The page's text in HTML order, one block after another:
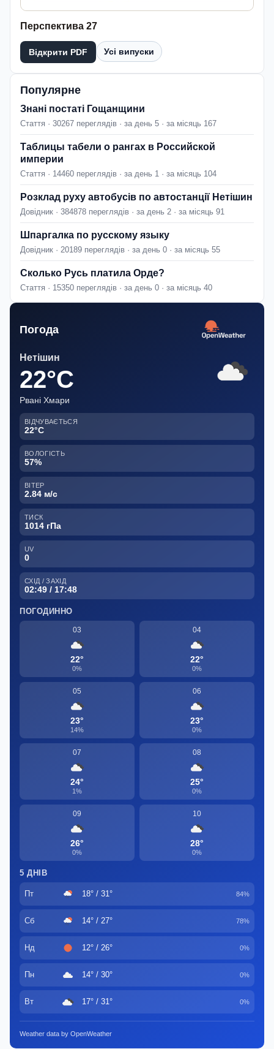
Перспектива 27
Відкрити PDF Усі випуски
Популярне
Знані постаті Гощанщини
Стаття · 30267 переглядів · за день 5 · за місяць 167
Таблицы табели о рангах в Российской
империи
Стаття · 14460 переглядів · за день 1 · за місяць 104
Розклад руху автобусів по автостанції Нетішин
Довідник · 384878 переглядів · за день 2 · за місяць 91
Шпаргалка по русскому языку
Довідник · 20189 переглядів · за день 0 · за місяць 55
Сколько Русь платила Орде?
Стаття · 15350 переглядів · за день 0 · за місяць 40
Погода
Нетішин
22°C
Рвані Хмари
ВІДЧУВАЄТЬСЯ
22°C
ВОЛОГІСТЬ
57%
ВІТЕР
2.84 м/с
ТИСК
1014 гПа
UV
0
СХІД / ЗАХІД
02:49 / 17:48
ПОГОДИННО
03
22°
0%
04
22°
0%
05
23°
14%
06
23°
0%
07
24°
1%
08
25°
0%
09
26°
0%
10
28°
0%
5 ДНІВ
Пт 18° / 31° 84%
Сб 14° / 27° 78%
Нд 12° / 26° 0%
Пн 14° / 30° 0%
Вт 17° / 31° 0%
Weather data by OpenWeather